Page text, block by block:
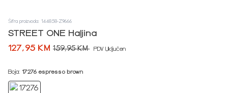
Šifra proizvoda: 144858-Z9666
STREET ONE Haljina
127,95 KM 159,95 KM PDV Uključen
Boja: 17276 espresso brown